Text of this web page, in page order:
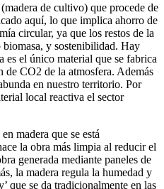
de cultivo) que procede de
aquí, lo que implica ahorro de
circular, ya que los restos de la
y sostenibilidad. Hay
es el único material que se fabrica
de CO2 de la atmosfera. Además
en nuestro territorio. Por
local reactiva el sector
madera que se está
la obra más limpia al reducir el
generada mediante paneles de
la madera regula la humedad y
que se da tradicionalmente en las